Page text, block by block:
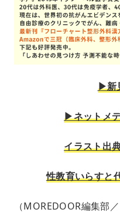
▶︎新
▶︎ネットメ
イラスト出
性教育いらすと
（MOREDOOR編集部